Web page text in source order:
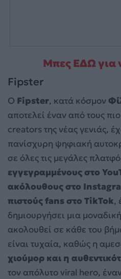
Μπες ΕΔΩ για
Fipster
Ο Fipster, κατά κόσμον
αποτελεί έναν από τους
creators της νέας γενιάς,
πανίσχυρη ψηφιακή
σε όλες τις μεγάλες
εγγεγραμμένους στο
ακόλουθους στο
πιστούς fans στο TikTok,
δημιουργήσει μια
ακολουθεί σε κάθε του
είναι τυχαία, καθώς η
χιούμορ και η
τον απόλυτο viral hero,